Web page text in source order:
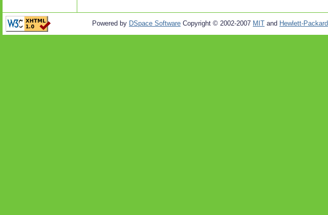
Powered by DSpace Software Copyright © 2002-2007 MIT and Hewlett-Packard